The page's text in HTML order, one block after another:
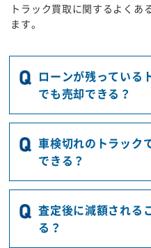
トラック買取に関するよくあ
ます。
ローンが残っている
でも売却できる？
車検切れのトラック
できる？
査定後に減額される
る？